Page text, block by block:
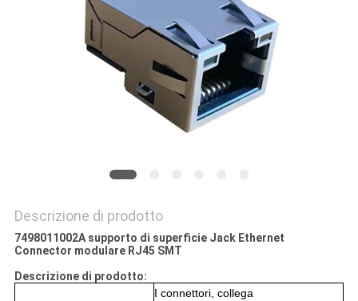
Descrizione di prodotto
7498011002A supporto di superficie Jack Ethernet
Connector modulare RJ45 SMT
Descrizione di prodotto:
I connettori, collega